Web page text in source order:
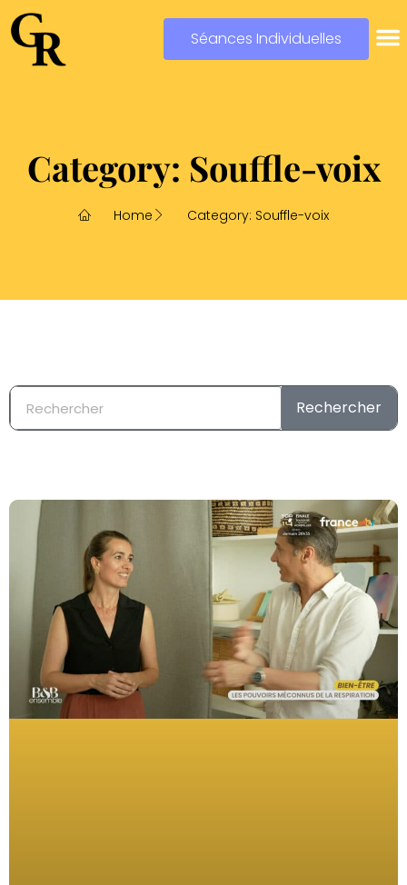
Séances Individuelles
Category: Souffle-voix
Home Category: Souffle-voix
Rechercher